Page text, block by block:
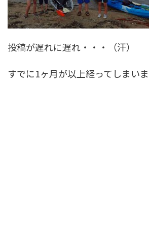
投稿が遅れに遅れ・・・（汗）
すでに1ヶ月が以上経ってしまいま